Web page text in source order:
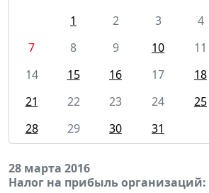
1
2 3 4
7
8 9 10 11
14
15 16 17 18
21
22 23 24 25
28
29 30 31
28 марта 2016
Налог на прибыль организаций: